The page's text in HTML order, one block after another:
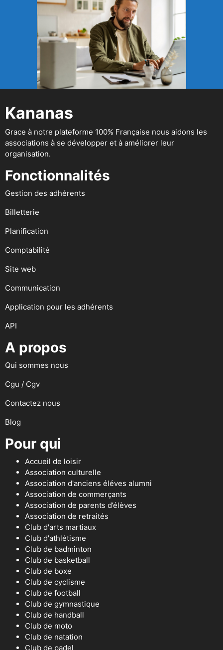
Kananas
Grace à notre plateforme 100% Française nous aidons les
associations à se développer et à améliorer leur
organisation.
Fonctionnalités
Gestion des adhérents
Billetterie
Planification
Comptabilité
Site web
Communication
Application pour les adhérents
API
A propos
Qui sommes nous
Cgu / Cgv
Contactez nous
Blog
Pour qui
Accueil de loisir
Association culturelle
Association d'anciens éléves alumni
Association de commerçants
Association de parents d’élèves
Association de retraités
Club d'arts martiaux
Club d'athlétisme
Club de badminton
Club de basketball
Club de boxe
Club de cyclisme
Club de football
Club de gymnastique
Club de handball
Club de moto
Club de natation
Club de padel